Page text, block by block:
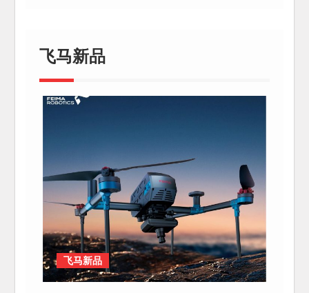
飞马新品
飞马新品